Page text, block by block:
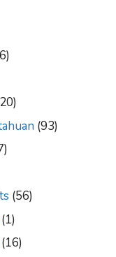
(93)
(56)
(1)
(16)